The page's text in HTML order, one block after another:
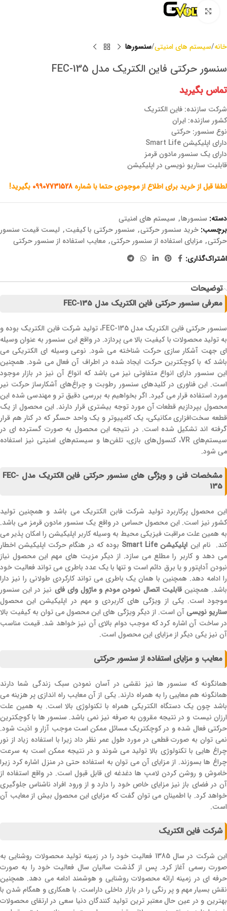
برای بزرگنمایی کلیک کنید
خانه سیستم های امنیتی سنسورها
سنسور حرکتی فاین الکتریک مدل FEC-135
تماس بگیرید
شرکت سازنده: فاین الکتریک
کشور سازنده: ایران
نوع سنسور: حرکتی
دارای اپلیکیشن Smart Life
دارای یک سنسور مادون قرمز
قابلیت سناریو نویسی در اپلیکیشن
لطفا قبل از خرید برای اطلاع از موجودی حتما با شماره 09907731528 بگیرید!
دسته: سنسورها, سیستم های امنیتی
برچسب: خرید سنسور حرکتی, سنسور حرکتی با کیفیت, لیست قیمت سنسور
حرکتی, مزایای استفاده از سنسور حرکتی, معایب استفاده از سنسور حرکتی
اشتراک‌گذاری:
توضیحات
معرفی سنسور حرکتی فاین الکتریک مدل FEC-135
سنسور حرکتی فاین الکتریک مدل FEC-135، تولید شرکت فاین الکتریک بوده و
به تولید محصولات با کیفیت بالا می پردازد. در واقع این سنسور به عنوان وسیله
ای جهت آشکار سازی حرکت شناخته می شود. نوعی وسیله ای الکتریکی می
باشد که با کوچکترین حرکت ایجاد شده در اطراف آن فعال می شود. همچنین
این سنسور دارای انواع متفاوتی نیز می باشد که انواع آن نیز در بازار موجود
است. این فناوری در کلیدهای سنسور رطوبت و چراغ‌های آشکارساز حرکت نیر
مورد استفاده قرار می گیرد. اگر بخواهیم به بررسی دقیق تر و مهندسی شده این
محصول بپردازیم قطعات آن مورد توجه بیشتری قرار دارند. این محصول از یک
قطعه سخت‌افزاری مکانیکی، یک کامپیوتر و یک واحد حسگر که در کنار هم قرار
گرفته اند تشکیل شده است. در نتیجه این محصول به صورت گسترده ای در
سیستم‌های VR، کنسول‌های بازی، تلفن‌ها و سیستم‌های امنیتی نیز استفاده
می شود.
مشخصات فنی و ویژگی های سنسور حرکتی فاین الکتریک مدل FEC-
135
این محصول پرکاربرد تولید شرکت فابن الکتریک می باشد و همچنین تولید
کشور نیز است. این محصول حساس در واقع یک سنسور مادون قرمز می باشد.
به همین علت مراقبت فیزیکی محیط به وسیله کاربر اپلیکیشن را امکان پذیر می
کند. نام این اپلیکیشن Smart Life
بوده که در هنگام حرکت اپلیکیشن اخطار
می دهد و کاربر را مطلع می سازد. از دیگر مزیت های مهم این محصول نیاز
نبودن آداپتور و یا برق دائم است و تنها با یک عدد باطری می تواند فعالیت خود
را ادامه دهد. همچنین با همان یک باطری می تواند کارکردی طولانی را نیز دارا
باشد. همچنینقابلیت اتصال نمودن مودم و ماژول وای فای نیز در این سنسور
موجود است. یکی از ویژگی های کاربردی و مهم در اپلیکیشن این محصول
سناریو نویسیآن است. از دیگر ویژگی های این محصول می توان به کیفیت بالا
در ساخت آن اشاره کرد که موجب دوام بالای آن نیز خواهد شد. قیمت مناسب
آن نیز یکی دیگر از مزایای این محصول است.
معایب و مزایای استفاده از سنسور حرکتی
همانگونه که سنسور ها نیز نقشی در آسان نمودن سبک زندگی شما دارند
همانگونه هم معایبی را به همراه دارند. یکی از آن معایب راه اندازی پر هزینه می
باشد چون یک دستگاه الکتریکی همراه با تکنولوژی بالا است. به همین علت
ارزان نیست و در نتیجه مقرون به صرفه نیز نمی باشد. سنسور ها با کوچکترین
حرکتی فعال شده و در کوچکتریک مسائل ممکن است موجب آزار و اذیت شود.
نمی توان به صورت قطعی در مورد طول عمر نظر داد زیرا با استفاده زیاد از نور
چراغ هایی با تکنولوژی بالا تولید می شوند و در نتیجه ممکن است به سرعت
چراغ ها بسوزند. از مزایای آن می توان به استفاده حتی در منزل اشاره کرد زیرا
خاموش و روشن کردن لامپ ها دغدغه ای قابل قبول است. در واقع استفاده از
آن در فضای باز نیز مزایای خاص خود را دارد و از ورود افراد ناشناس جلوگیری
خواهد کرد. با اطمینان می توان گفت که مزایای این محصول بیش از معایب آن
است.
شرکت فاین الکتریک
این شرکت در سال 1385 فعالیت خود را در زمینه تولید محصولات روشنایی به
صورت رسمی آغاز کرد. پس از گذشت سالیان سال فعالیت خود را به صورت
حرفه ای در زمینه ارائه محصولات روشنایی و هوشمند ادامه می دهد. همچنین
نقش بسیار مهم و پر رنگی را در بازار داخلی داراست. با همکاری و همگام شدن با
بهترین و در عین حال معتبر ترین تولید کنندگان دنیا سعی در ارتقای محصولات